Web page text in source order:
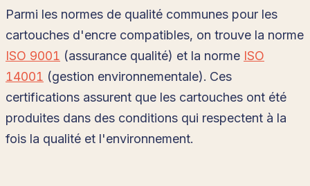
Parmi les normes de qualité communes pour les
cartouches d'encre compatibles, on trouve la norme
ISO 9001 (assurance qualité) et la norme ISO
14001 (gestion environnementale). Ces
certifications assurent que les cartouches ont été
produites dans des conditions qui respectent à la
fois la qualité et l'environnement.